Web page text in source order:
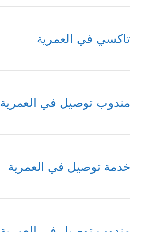
تاكسي في العمرية
مندوب توصيل في العمرية
خدمة توصيل في العمرية